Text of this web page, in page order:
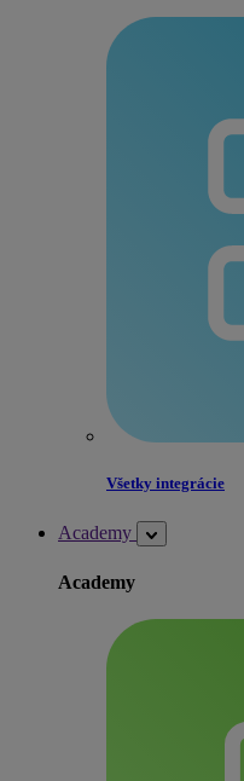
Všetky integrácie
Academy
Academy